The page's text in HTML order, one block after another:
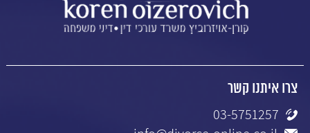
צרו איתנו קשר
03-5751257